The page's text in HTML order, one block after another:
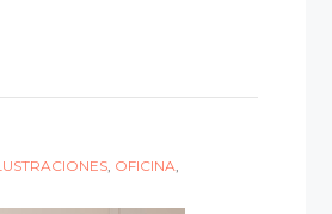
, OFICINA,